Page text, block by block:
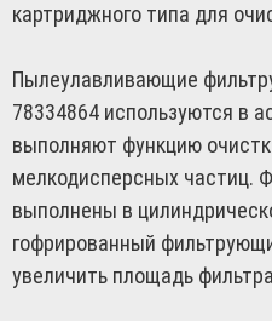
картриджного типа для
Пылеулавливающие
78334864 используются в
выполняют функцию
мелкодисперсных частиц.
выполнены в
гофрированный
увеличить площадь